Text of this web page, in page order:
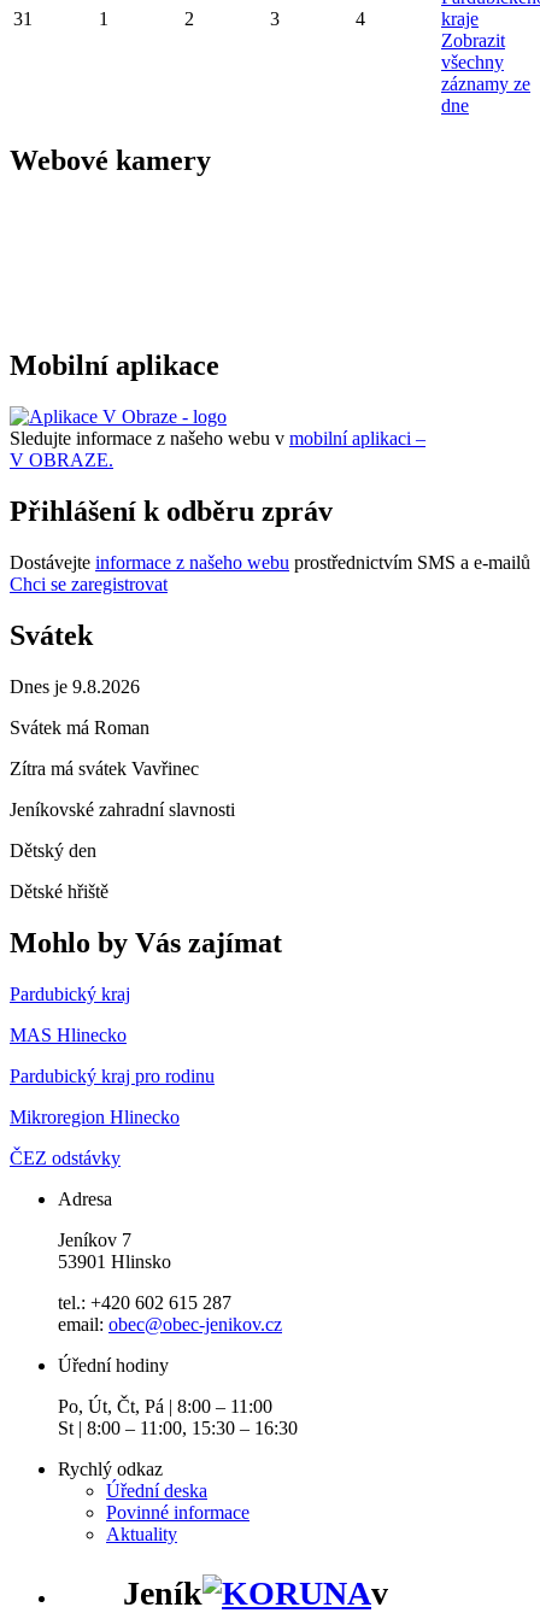
31 1 2 3 4
kraje
Zobrazit
všechny
záznamy ze
dne
Webové kamery
Mobilní aplikace
Sledujte informace z našeho webu v mobilní aplikaci –
V OBRAZE.
Přihlášení k odběru zpráv
Dostávejte informace z našeho webu prostřednictvím SMS a e-mailů
Chci se zaregistrovat
Svátek
Dnes je 9.8.2026
Svátek má Roman
Zítra má svátek Vavřinec
Jeníkovské zahradní slavnosti
Dětský den
Dětské hřiště
Mohlo by Vás zajímat
Pardubický kraj
MAS Hlinecko
Pardubický kraj pro rodinu
Mikroregion Hlinecko
ČEZ odstávky
Adresa
Jeníkov 7
53901 Hlinsko
tel.: +420 602 615 287
email: obec@obec-jenikov.cz
Úřední hodiny
Po, Út, Čt, Pá | 8:00 – 11:00
St | 8:00 – 11:00, 15:30 – 16:30
Rychlý odkaz
Úřední deska
Povinné informace
Aktuality
Jeník v